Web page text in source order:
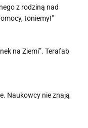
z rodziną nad
toniemy!"
na Ziemi”. Terafab
Naukowcy nie znają